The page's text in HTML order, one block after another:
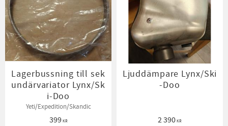
Lagerbussning till sek
undärvariator Lynx/Sk
i-Doo
Yeti/Expedition/Skandic
399KR
Ljuddämpare Lynx/Ski
-Doo
2 390KR